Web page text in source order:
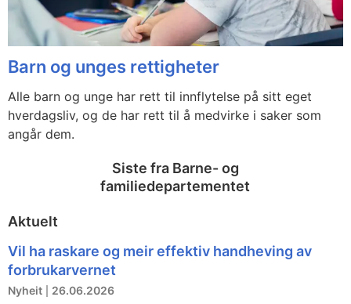
Barn og unges rettigheter
Alle barn og unge har rett til innflytelse på sitt eget
hverdagsliv, og de har rett til å medvirke i saker som
angår dem.
Siste fra Barne- og
familiedepartementet
Aktuelt
Vil ha raskare og meir effektiv handheving av
forbrukarvernet
Nyheit 26.06.2026